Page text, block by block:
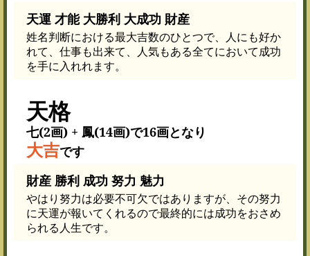
天運 才能 大勝利 大成功 財産
姓名判断における最大吉数のひとつで、人にも好か
れて、仕事も出来て、人気もある全てにおいて成功
を手に入れれます。
天格
七(2画) + 鳳(14画)で16画となり
大吉です
財産 勝利 成功 努力 魅力
やはり努力は必要不可欠ではありますが、その努力
に天運が報いてくれるので最終的には成功をおさめ
られる人生です。